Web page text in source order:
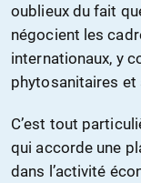
oublieux du fait
négocient les
internationaux, y
phytosanitaires et
C’est tout
qui accorde une
dans l’activité